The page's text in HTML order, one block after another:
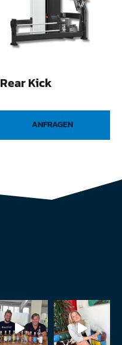
Rear Kick
ANFRAGEN